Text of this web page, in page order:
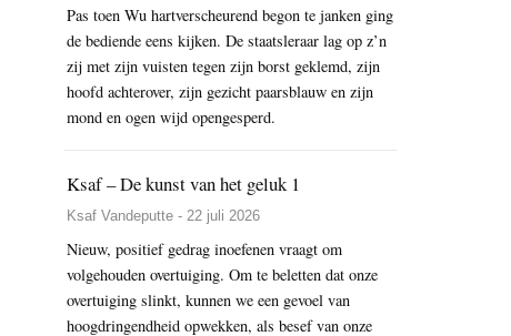
Pas toen Wu hartverscheurend begon te janken ging
de bediende eens kijken. De staatsleraar lag op z’n
zij met zijn vuisten tegen zijn borst geklemd, zijn
hoofd achterover, zijn gezicht paarsblauw en zijn
mond en ogen wijd opengesperd.
Ksaf – De kunst van het geluk 1
Ksaf Vandeputte - 22 juli 2026
Nieuw, positief gedrag inoefenen vraagt om
volgehouden overtuiging. Om te beletten dat onze
overtuiging slinkt, kunnen we een gevoel van
hoogdringendheid opwekken, als besef van onze